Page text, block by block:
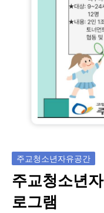
주교청소년자유공간
주교청소년
로그램